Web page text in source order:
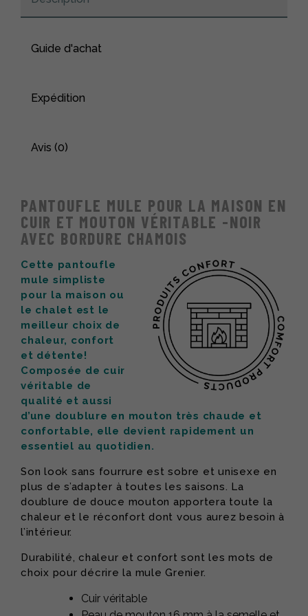
Guide d'achat
Expédition
Avis (0)
PANTOUFLE MULE POUR LA MAISON EN
CUIR ET MOUTON VÉRITABLE -NOIR
AVEC BORDURE CHAMOIS
Cette pantoufle
mule simpliste
pour la maison ou
le chalet est le
meilleur choix de
chaleur, confort
et détente!
Composée de cuir
véritable de
qualité et aussi
d’une doublure en mouton très chaude et
confortable, elle devient rapidement un
essentiel au quotidien.
Son look sans fourrure est sobre et unisexe en
plus de s’adapter à toutes les saisons. La
doublure de douce mouton apportera toute la
chaleur et le réconfort dont vous aurez besoin à
l’intérieur.
Durabilité, chaleur et confort sont les mots de
choix pour décrire la mule Grenier.
Cuir véritable